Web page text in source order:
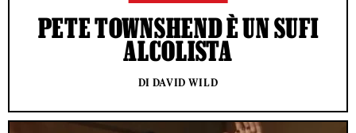
PETE TOWNSHEND È UN SUFI
ALCOLISTA
DI DAVID WILD